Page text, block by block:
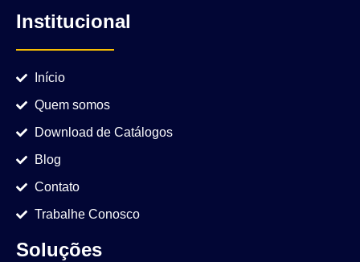
Institucional
Início
Quem somos
Download de Catálogos
Blog
Contato
Trabalhe Conosco
Soluções